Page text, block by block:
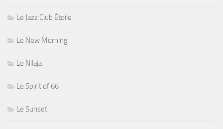
Le Jazz Club Étoile
Le New Morning
Le Nilaja
Le Spirit of 66
Le Sunset